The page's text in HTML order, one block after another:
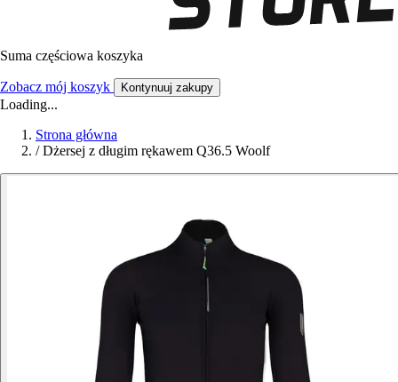
Suma częściowa koszyka
Zobacz mój koszyk Kontynuuj zakupy
Loading...
Strona główna
/ Dżersej z długim rękawem Q36.5 Woolf